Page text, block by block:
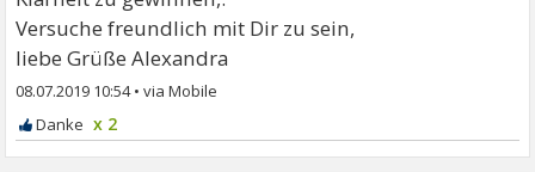
Versuche freundlich mit Dir zu sein,
liebe Grüße Alexandra
08.07.2019 10:54•
x 2